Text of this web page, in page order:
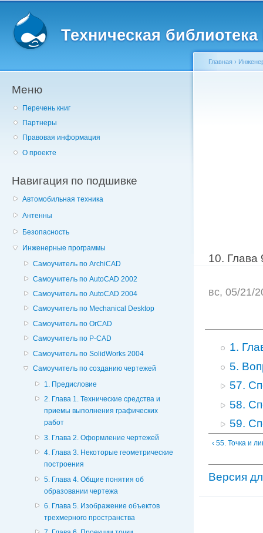
Техническая
Меню
Перечень книг
Партнеры
Правовая информация
О проекте
Навигация по подшивке
Автомобильная техника
Антенны
Безопасность
Инженерные программы
Самоучитель по ArchiCAD
Самоучитель по AutoCAD 2002
Самоучитель по AutoCAD 2004
Самоучитель по Mechanical Desktop
Самоучитель по OrCAD
Самоучитель по P-CAD
Самоучитель по SolidWorks 2004
Самоучитель по созданию чертежей
1. Предисловие
2. Глава 1. Технические средства и
приемы выполнения графических
работ
3. Глава 2. Оформление чертежей
4. Глава 3. Некоторые геометрические
построения
5. Глава 4. Общие понятия об
образовании чертежа
6. Глава 5. Изображение объектов
трехмерного пространства
Главная ›
10. Глава
вс, 05/21/
1.
5.
57.
58.
59.
‹ 55. Точка и
Версия